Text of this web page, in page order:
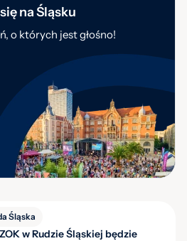
na Śląsku
o których jest głośno!
Śląska
w Rudzie Śląskiej będzie